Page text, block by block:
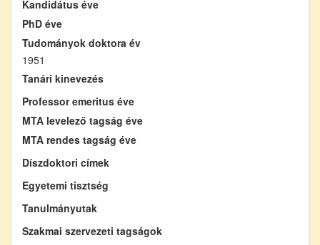
Kandidátus éve
PhD éve
Tudományok doktora év
1951
Tanári kinevezés
Professor emeritus éve
MTA levelező tagság éve
MTA rendes tagság éve
Díszdoktori címek
Egyetemi tisztség
Tanulmányutak
Szakmai szervezeti tagságok